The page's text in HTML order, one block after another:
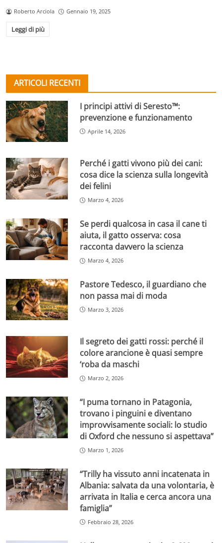
Roberto Arciola Gennaio 19, 2025
Leggi di più
ARTICOLI RECENTI
I principi attivi di Seresto™:
prevenzione e funzionamento
Aprile 14, 2026
Perché i gatti vivono più dei cani:
cosa dice la scienza sulla longevità
dei felini
Marzo 4, 2026
Se perdi qualcosa in casa il cane ti
aiuta, il gatto osserva: cosa
racconta davvero la scienza
Marzo 4, 2026
Pastore Tedesco, il guardiano che
non passa mai di moda
Marzo 3, 2026
Il segreto dei gatti rossi: perché il
colore arancione è quasi sempre
‘roba da maschi
Marzo 2, 2026
“I puma tornano in Patagonia,
trovano i pinguini e diventano
improvvisamente sociali: lo studio
di Oxford che nessuno si aspettava”
Marzo 1, 2026
“Trilly ha vissuto anni incatenata in
Albania: salvata da una volontaria, è
arrivata in Italia e cerca ancora una
famiglia”
Febbraio 28, 2026